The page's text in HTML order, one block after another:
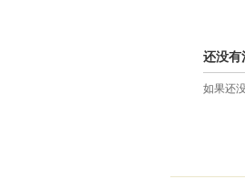
还没有
如果还